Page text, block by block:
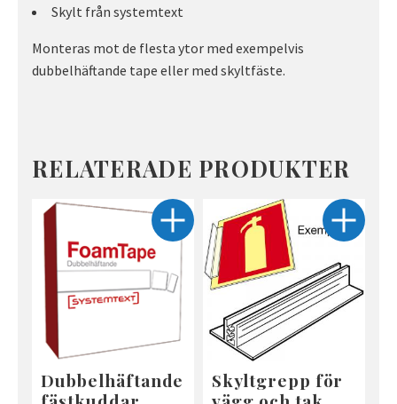
Skylt från systemtext
Monteras mot de flesta ytor med exempelvis
dubbelhäftande tape eller med skyltfäste.
RELATERADE PRODUKTER
Dubbelhäftande
Skyltgrepp för